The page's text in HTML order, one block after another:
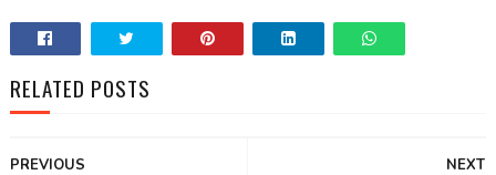
RELATED POSTS
NEXT
PREVIOUS